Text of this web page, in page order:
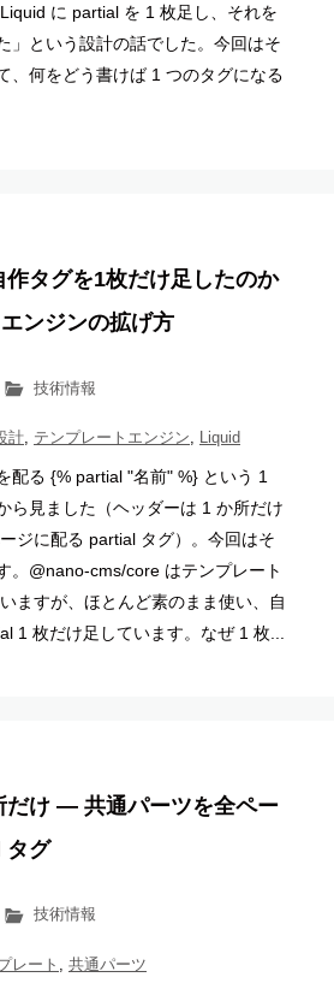
に partial を 1 枚足し、それを
」という設計の話でした。今回はそ
、何をどう書けば 1 つのタグになる
タグを1枚だけ足したのか
ンジンの拡げ方
技術情報
計, テンプレートエンジン, Liquid
配る {% partial "名前" %} という 1
ら見ました（ヘッダーは 1 か所だけ
ジに配る partial タグ）。今回はそ
。@nano-cms/core はテンプレート
ますが、ほとんど素のまま使い、自
1 枚だけ足しています。なぜ 1 枚...
だけ ― 共通パーツを全ペー
タグ
技術情報
レート 共通パーツ